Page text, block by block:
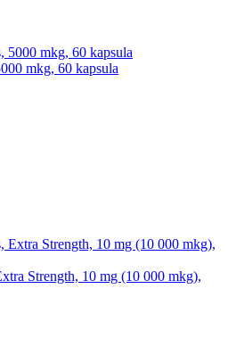
mkg, 60 kapsula
Strength, 10 mg (10 000 mkg),